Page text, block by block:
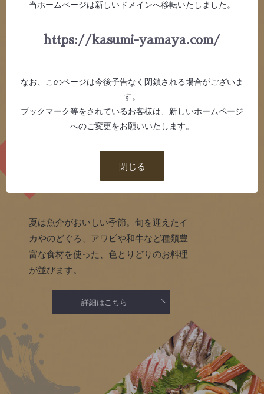
夏は魚介がおいしい季節。旬を迎えたイ
カやのどぐろ、アワビや和牛など種類豊
富な食材を使った、色とりどりのお料理
が並びます。
詳細はこちら
当ホームページは新しいドメインへ移転いたしました。
https://kasumi-yamaya.com/
なお、このページは今後予告なく閉鎖される場合がございま
す。
ブックマーク等をされているお客様は、新しいホームページ
へのご変更をお願いいたします。
閉じる